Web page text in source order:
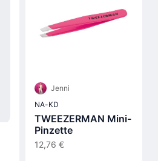
Jenni
NA-KD
TWEEZERMAN Mini-
Pinzette
12,76 €